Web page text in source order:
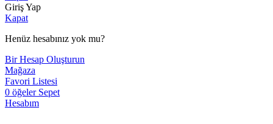
Giriş Yap
Kapat
Henüz hesabınız yok mu?
Bir Hesap Oluşturun
Mağaza
Favori Listesi
0 öğeler Sepet
Hesabım